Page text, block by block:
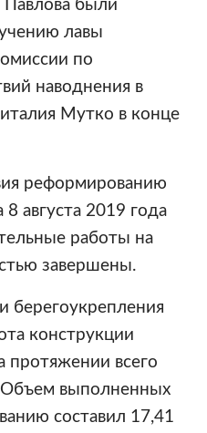
были
лавы
по
наводнения в
Мутко в конце
реформированию
августа 2019 года
работы на
завершены.
берегоукрепления
конструкции
протяжении всего
Объем выполненных
составил 17,41